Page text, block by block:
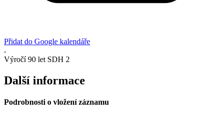
Přidat do Google kalendáře
Výročí 90 let SDH 2
Další informace
Podrobnosti o vložení záznamu